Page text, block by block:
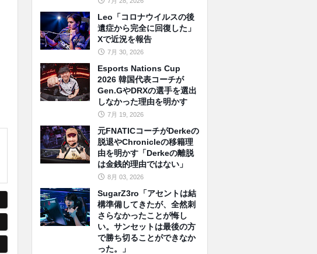
Leo「コロナウイルスの後
遺症から完全に回復した」
Xで近況を報告
7月 30, 2026
Esports Nations Cup
2026 韓国代表コーチが
Gen.GやDRXの選手を選出
しなかった理由を明かす
7月 19, 2026
元FNATICコーチがDerkeの
脱退やChronicleの移籍理
由を明かす「Derkeの離脱
は金銭的理由ではない」
8月 03, 2026
SugarZ3ro「アセントは結
構準備してきたが、全然刺
さらなかったことが悔し
い。サンセットは最後の方
で勝ち切ることができなか
った。」